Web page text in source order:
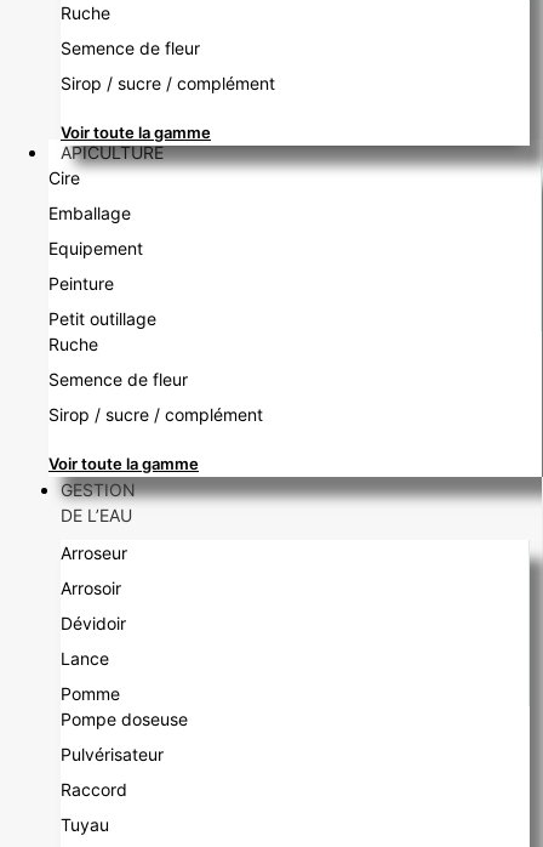
Ruche
Semence de fleur
Sirop / sucre / complément
Voir toute la gamme
APICULTURE
Cire
Emballage
Equipement
Peinture
Petit outillage
Ruche
Semence de fleur
Sirop / sucre / complément
Voir toute la gamme
GESTION
DE L’EAU
Arroseur
Arrosoir
Dévidoir
Lance
Pomme
Pompe doseuse
Pulvérisateur
Raccord
Tuyau